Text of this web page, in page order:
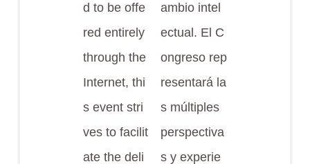
d to be offe
red entirely
through the
Internet, thi
s event stri
ves to facilit
ate the deli
ambio intel
ectual. El C
ongreso rep
resentará la
s múltiples
perspectiva
s y experie